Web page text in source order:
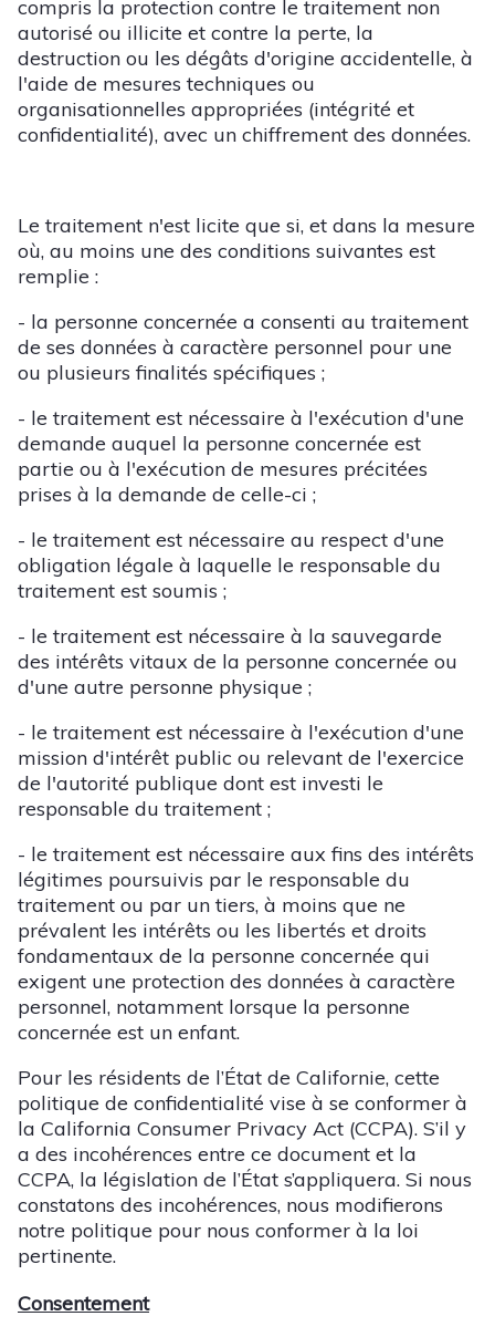
compris la protection contre le traitement non
autorisé ou illicite et contre la perte, la
destruction ou les dégâts d'origine accidentelle, à
l'aide de mesures techniques ou
organisationnelles appropriées (intégrité et
confidentialité), avec un chiffrement des données.
Le traitement n'est licite que si, et dans la mesure
où, au moins une des conditions suivantes est
remplie :
- la personne concernée a consenti au traitement
de ses données à caractère personnel pour une
ou plusieurs finalités spécifiques ;
- le traitement est nécessaire à l'exécution d'une
demande auquel la personne concernée est
partie ou à l'exécution de mesures précitées
prises à la demande de celle-ci ;
- le traitement est nécessaire au respect d'une
obligation légale à laquelle le responsable du
traitement est soumis ;
- le traitement est nécessaire à la sauvegarde
des intérêts vitaux de la personne concernée ou
d'une autre personne physique ;
- le traitement est nécessaire à l'exécution d'une
mission d'intérêt public ou relevant de l'exercice
de l'autorité publique dont est investi le
responsable du traitement ;
- le traitement est nécessaire aux fins des intérêts
légitimes poursuivis par le responsable du
traitement ou par un tiers, à moins que ne
prévalent les intérêts ou les libertés et droits
fondamentaux de la personne concernée qui
exigent une protection des données à caractère
personnel, notamment lorsque la personne
concernée est un enfant.
Pour les résidents de l’État de Californie, cette
politique de confidentialité vise à se conformer à
la California Consumer Privacy Act (CCPA). S’il y
a des incohérences entre ce document et la
CCPA, la législation de l’État s’appliquera. Si nous
constatons des incohérences, nous modifierons
notre politique pour nous conformer à la loi
pertinente.
Consentement